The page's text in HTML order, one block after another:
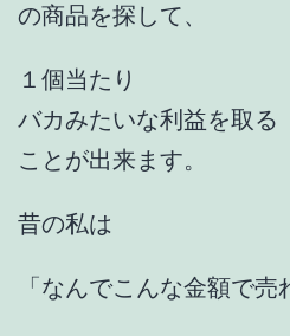
の商品を探して、
１個当たり
バカみたいな利益を取る
ことが出来ます。
昔の私は
「なんでこんな金額で売